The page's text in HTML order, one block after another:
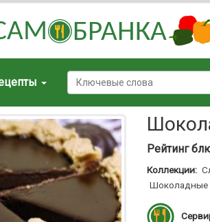
БРАНКА
Рейтинг
Коллекции:
Шоколадные